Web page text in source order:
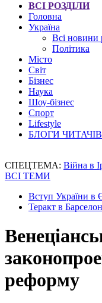
ВСІ РОЗДІЛИ
Головна
Україна
Всі новини
Політика
Місто
Світ
Бізнес
Наука
Шоу-бізнес
Спорт
Lifestyle
БЛОГИ ЧИТАЧІВ
СПЕЦТЕМА: Війна в
ВСІ ТЕМИ
Вступ України в
Теракт в
реформу